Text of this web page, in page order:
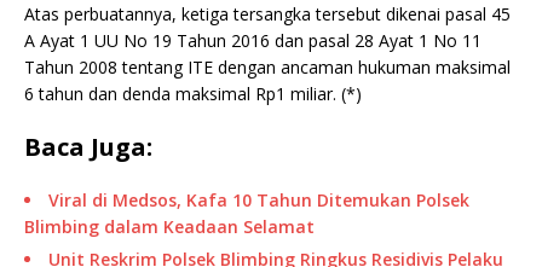
Atas perbuatannya, ketiga tersangka tersebut dikenai pasal 45
A Ayat 1 UU No 19 Tahun 2016 dan pasal 28 Ayat 1 No 11
Tahun 2008 tentang ITE dengan ancaman hukuman maksimal
6 tahun dan denda maksimal Rp1 miliar. (*)
Baca Juga:
Viral di Medsos, Kafa 10 Tahun Ditemukan Polsek
Blimbing dalam Keadaan Selamat
Unit Reskrim Polsek Blimbing Ringkus Residivis Pelaku